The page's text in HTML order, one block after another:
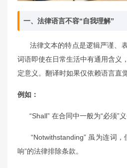
一、法律语言不容“自我理解”
法律文本的特点是逻辑严谨、
词语即使在日常生活中有通用含义
定意义。翻译时如果仅依赖语言直
例如：
“Shall” 在合同中一般为“必须”
“Notwithstanding” 虽为连词
响”的法律排除条款。